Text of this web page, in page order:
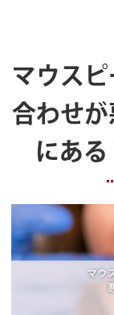
マウス
合わせが
にあ